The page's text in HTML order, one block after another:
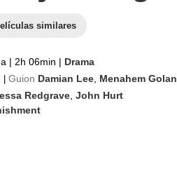
similares
| 2h 06min | Drama
Guion Damian Lee Menahem Golan
Redgrave John Hurt